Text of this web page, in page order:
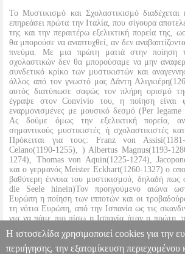
Το Μυστικισμό και Σχολαστικισμό
επηρεάσει πρώτα την Ιταλία, που σίγουρα
της και την περαιτέρω εξελικτική πορεία της,
θα μπορούσε να αναπτυχθεί, αν δεν
πνεύμα. Με μια πρώτη ματιά στην ποίηση
σχολαστικών δεν θα μπορούσαμε να μην
συνδετικό κρίκο των μυστικιστών και
άλλος από τον γνωστό μας Δάντη
αυτός διατύπωσε σαφώς τον πλήρη ορισμό
έγραψε στον Convivio του, η ποίηση είναι
εναρμονισμένες με μουσικό δεσμό (Per
Ας δούμε όμως την εξελικτική πορεία,
σημαντικούς μυστικιστές ή σχολαστικιστές
Πρόκειται για τους: Franz von
Celano(1190-1255), ) Albertus Magnus(1193-
1274), Thomas von Aquin(1225-1274),
και ο γερμανός Meister Eckhart(1260-1327) ο
βαθύτερη έννοια του μυστικισμού, δηλαδή
die Seele hinein)Τον προηγούμενο αιώνα
Ευρώπη η ποίηση των ιπποτών και οι
τη νότια Ευρώπη, από την Ισπανία ως τις
για να πάμε πιο πίσω η Ισπανία ήταν η
σπουδαίων φιλοσόφων Αβικέννα και Αβερρόη
ελληνικό πνεύμα.
Η ιστοσελίδα χρησιμοποιεί cookies για την
περιήγησης, την εξατομίκευση περιεχομένου